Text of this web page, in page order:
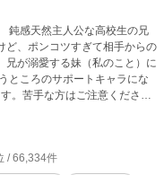
鈍感天然主人公な高校生の兄
ど、ポンコツすぎて相手からの
兄が溺愛する妹（私のこと）に
ところのサポートキャラにな
す。実在のアレコレとは関
ヨムにも掲載しています。
/ 66,334件